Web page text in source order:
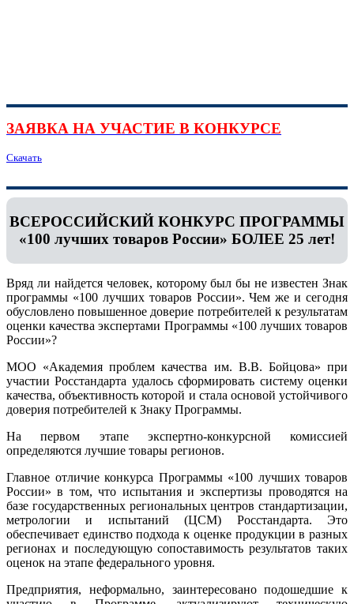
ЗАЯВКА НА УЧАСТИЕ В КОНКУРСЕ
Скачать
ВСЕРОССИЙСКИЙ КОНКУРС ПРОГРАММЫ
«100 лучших товаров России» БОЛЕЕ 25 лет!
Вряд ли найдется человек, которому был бы не известен Знак
программы «100 лучших товаров России». Чем же и сегодня
обусловлено повышенное доверие потребителей к результатам
оценки качества экспертами Программы «100 лучших товаров
России»?
МОО «Академия проблем качества им. В.В. Бойцова» при
участии Росстандарта удалось сформировать систему оценки
качества, объективность которой и стала основой устойчивого
доверия потребителей к Знаку Программы.
На первом этапе экспертно-конкурсной комиссией
определяются лучшие товары регионов.
Главное отличие конкурса Программы «100 лучших товаров
России» в том, что испытания и экспертизы проводятся на
базе государственных региональных центров стандартизации,
метрологии и испытаний (ЦCM) Росстандарта. Это
обеспечивает единство подхода к оценке продукции в разных
регионах и последующую сопоставимость результатов таких
оценок на этапе федерального уровня.
Предприятия, неформально, заинтересовано подошедшие к